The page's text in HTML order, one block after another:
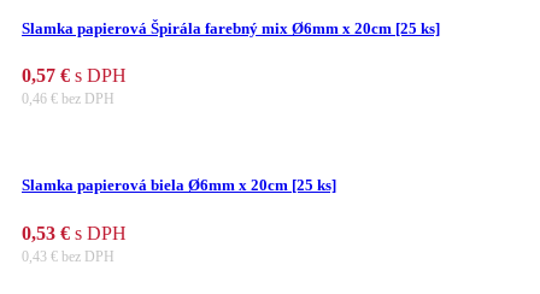
Slamka papierová Špirála farebný mix Ø6mm x 20cm [25 ks]
0,57 € s DPH
0,46 € bez DPH
Slamka papierová biela Ø6mm x 20cm [25 ks]
0,53 € s DPH
0,43 € bez DPH